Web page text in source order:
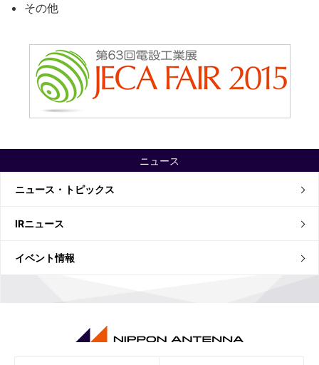
ニュース
ニュース・トピックス
IRニュース
イベント情報
その他